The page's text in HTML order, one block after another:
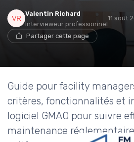
Valentin Richard
Intervieweur professionnel
11 août
Partager cette page
Guide pour facility
critères, fonctionnalités et
logiciel GMAO pour suivre
maintenance